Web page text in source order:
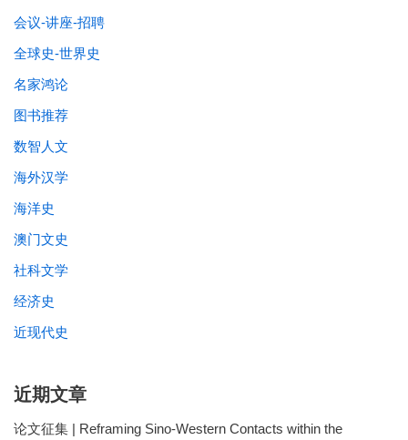
会议-讲座-招聘
全球史-世界史
名家鸿论
图书推荐
数智人文
海外汉学
海洋史
澳门文史
社科文学
经济史
近现代史
近期文章
论文征集 | Reframing Sino-Western Contacts within the